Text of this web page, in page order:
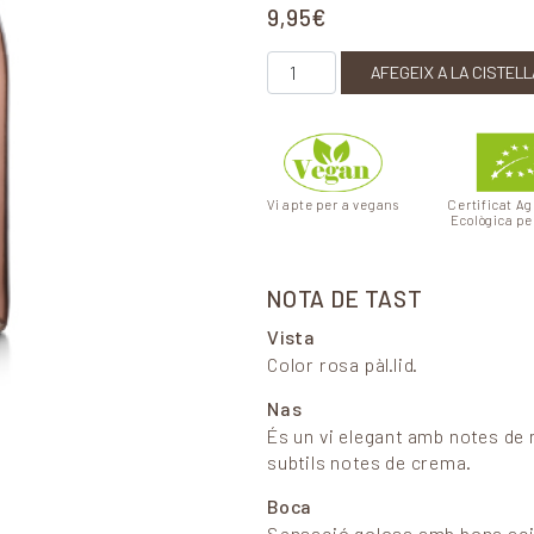
9,95€
quantitat de Ros de Pacs
AFEGEIX A LA
Vi apte per a vegans
Certificat
Ecològica
NOTA DE TAST
Vista
Color rosa pàl.lid.
Nas
És un vi elegant amb notes
subtils notes de crema.
Boca